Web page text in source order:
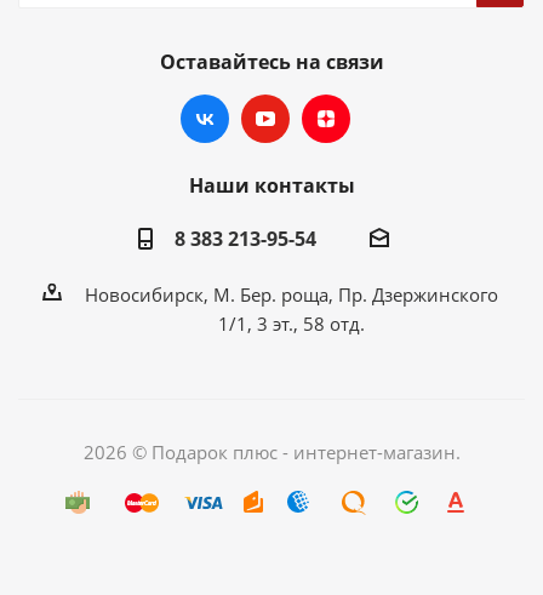
Оставайтесь на связи
Наши контакты
8 383 213-95-54
Новосибирск, М. Бер. роща, Пр. Дзержинского
1/1, 3 эт., 58 отд.
2026 © Подарок плюс - интернет-магазин.